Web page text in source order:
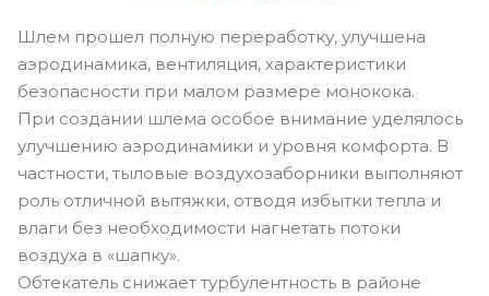
Шлем прошел полную переработку, улучшена
аэродинамика, вентиляция, характеристики
безопасности при малом размере монокока.
При создании шлема особое внимание уделялось
улучшению аэродинамики и уровня комфорта. В
частности, тыловые воздухозаборники выполняют
роль отличной вытяжки, отводя избытки тепла и
влаги без необходимости нагнетать потоки
воздуха в «шапку».
Обтекатель снижает турбулентность в районе